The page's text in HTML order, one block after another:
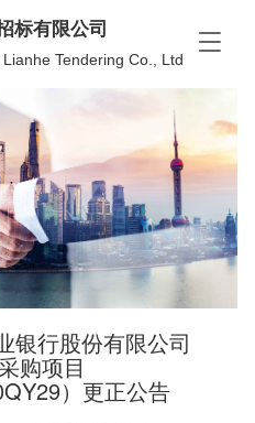
T
g
l
e
n
v
i
g
t
标有限公司
Tendering Co., Ltd
银行股份有限公司
购项目
）更正公告